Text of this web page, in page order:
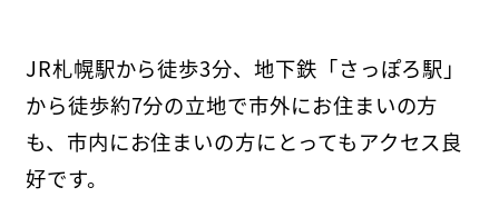
JR札幌駅から徒歩3分、地下鉄「さっぽろ駅」
から徒歩約7分の立地で市外にお住まいの方
も、市内にお住まいの方にとってもアクセス良
好です。